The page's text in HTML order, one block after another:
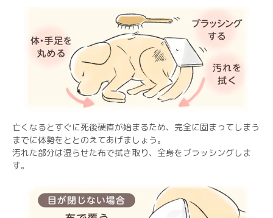
亡くなるとすぐに死後硬直が始まるため、完全に固まってしまう
までに体勢をととのえてあげましょう。
汚れた部分は湿らせた布で拭き取り、全身をブラッシングしま
す。